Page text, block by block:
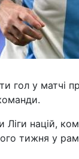
гол у матчі
націй,
тижня у